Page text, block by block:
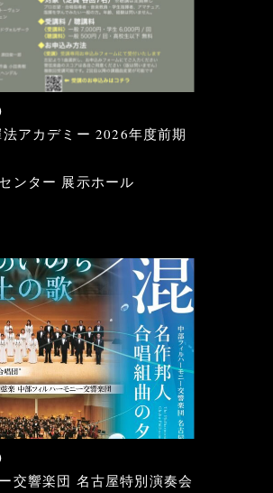
アカデミー 2026年度前期
ンター 展示ホール
交響楽団 名古屋特別演奏会